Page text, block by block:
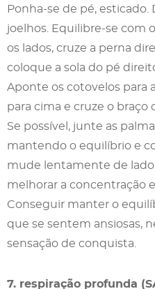
Ponha-se de pé,
joelhos. Equilibre-se com
os lados, cruze a perna
coloque a sola do pé
Aponte os cotovelos para
para cima e cruze o braço
Se possível, junte as
mantendo o equilíbrio e
mude lentamente de
melhorar a concentração
Conseguir manter o
que se sentem ansiosas,
sensação de conquista.
7. respiração profunda